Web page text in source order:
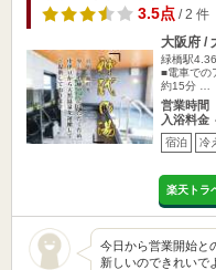
3.5点/ 2 件
大阪府 /
緑橋駅
■電車で
約15分 …
営業時間
入浴料金
宿泊 冷
楽天トラ
今日から営業開始と
新しいのできれいで